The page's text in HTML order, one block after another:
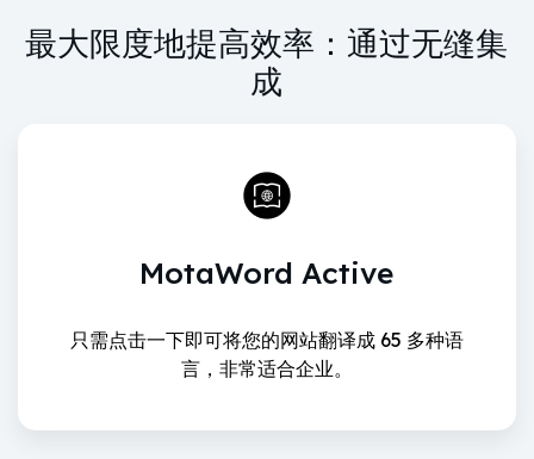
最大限度地提高效率： 通过无缝集
成
MotaWord Active
只需点击一下即可将您的网站翻译成 65 多种语
言，非常适合企业。